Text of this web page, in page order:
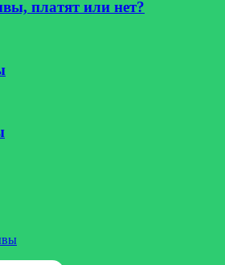
платят или нет?